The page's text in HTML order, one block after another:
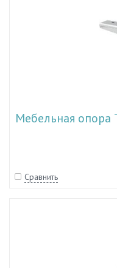
Мебельная опора
Сравнить